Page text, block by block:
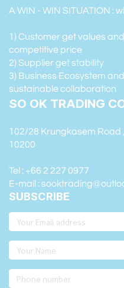
A WIN - WIN SITUATION :
1) Customer get values
competitive price
2) Supplier get stability
3) Business Ecosystem
sustainable collaboration
SO OK TRADING
102/28 Krungkasem
10200
Tel : +66 2 227 0977
E-mail :
SUBSCRIBE